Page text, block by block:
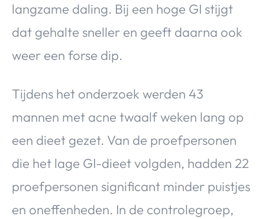
langzame daling. Bij een hoge GI stijgt
dat gehalte sneller en geeft daarna ook
weer een forse dip.
Tijdens het onderzoek werden 43
mannen met acne twaalf weken lang op
een dieet gezet. Van de proefpersonen
die het lage GI-dieet volgden, hadden 22
proefpersonen significant minder puistjes
en oneffenheden. In de controlegroep,